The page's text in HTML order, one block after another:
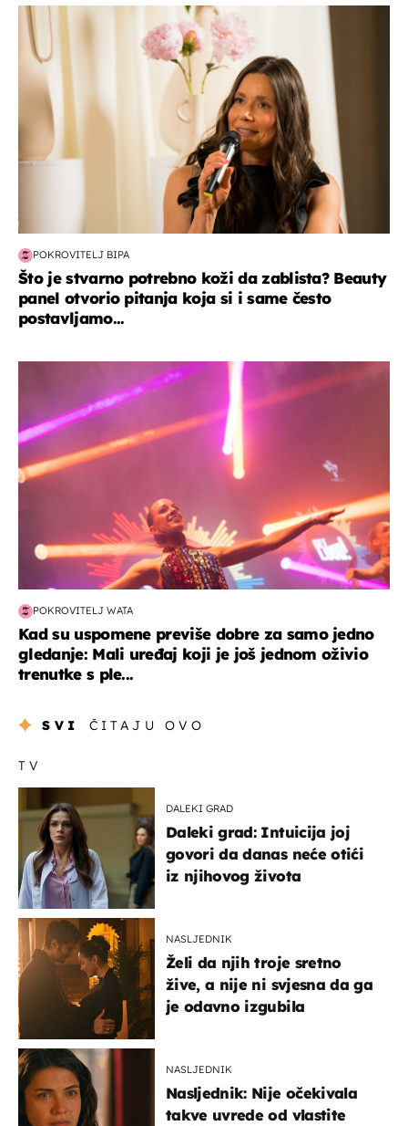
moda & ljepota
POKROVITELJ BIPA
Što je stvarno potrebno koži da zablista? Beauty
panel otvorio pitanja koja si i same često
postavljamo...
POKROVITELJ WATA
Kad su uspomene previše dobre za samo jedno
gledanje: Mali uređaj koji je još jednom oživio
trenutke s ple...
SVI ČITAJU OVO
TV
DALEKI GRAD
Daleki grad: Intuicija joj
govori da danas neće otići
iz njihovog života
NASLJEDNIK
Želi da njih troje sretno
žive, a nije ni svjesna da ga
je odavno izgubila
NASLJEDNIK
Nasljednik: Nije očekivala
takve uvrede od vlastite